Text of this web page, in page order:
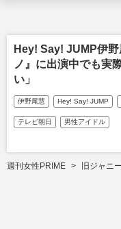
Hey! Say! JUMP伊
ノ』に出演中でも実
い」
伊野尾慧 Hey! Say! JUMP
テレビ朝日 男性アイドル
週刊女性PRIME 旧ジャニ